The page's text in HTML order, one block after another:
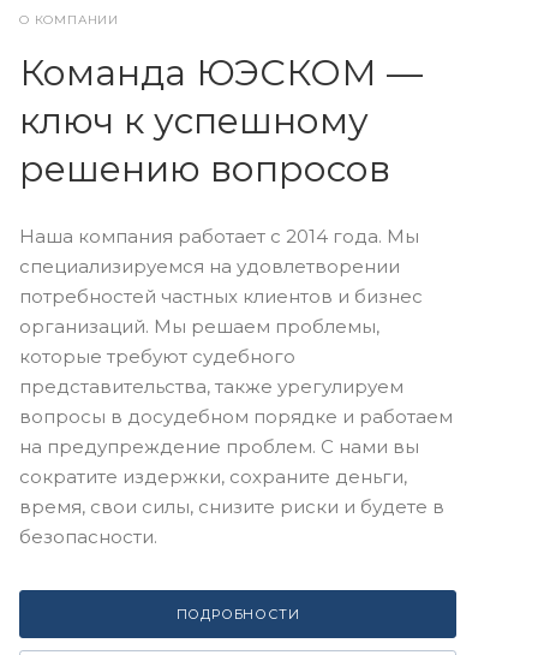
О КОМПАНИИ
Команда ЮЭСКОМ —
ключ к успешному
решению вопросов
Наша компания работает с 2014 года. Мы
специализируемся на удовлетворении
потребностей частных клиентов и бизнес
организаций. Мы решаем проблемы,
которые требуют судебного
представительства, также урегулируем
вопросы в досудебном порядке и работаем
на предупреждение проблем. С нами вы
сократите издержки, сохраните деньги,
время, свои силы, снизите риски и будете в
безопасности.
ПОДРОБНОСТИ